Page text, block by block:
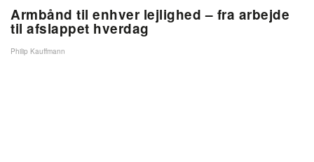
Armbånd til enhver lejlighed – fra arbejde
til afslappet hverdag
Philip Kauffmann